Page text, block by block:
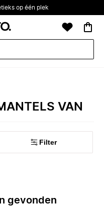
op één plek
VAN
Filter
gevonden